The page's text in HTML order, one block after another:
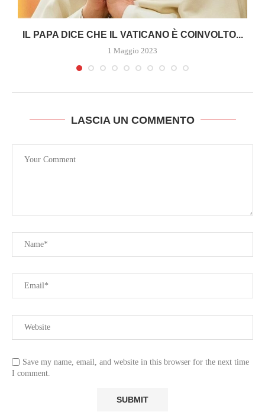
IL PAPA DICE CHE IL VATICANO È COINVOLTO...
1 Maggio 2023
LASCIA UN COMMENTO
Save my name, email, and website in this browser for the next time
I comment.